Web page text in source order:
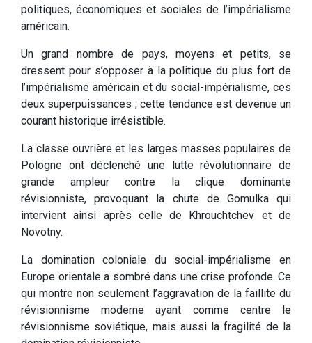
politiques, économiques et sociales de l’impérialisme
américain.
Un grand nombre de pays, moyens et petits, se
dressent pour s’opposer à la politique du plus fort de
l’impérialisme américain et du social-impérialisme, ces
deux superpuissances ; cette tendance est devenue un
courant historique irrésistible.
La classe ouvrière et les larges masses populaires de
Pologne ont déclenché une lutte révolutionnaire de
grande ampleur contre la clique dominante
révisionniste, provoquant la chute de Gomulka qui
intervient ainsi après celle de Khrouchtchev et de
Novotny.
La domination coloniale du social-impérialisme en
Europe orientale a sombré dans une crise profonde. Ce
qui montre non seulement l’aggravation de la faillite du
révisionnisme moderne ayant comme centre le
révisionnisme soviétique, mais aussi la fragilité de la